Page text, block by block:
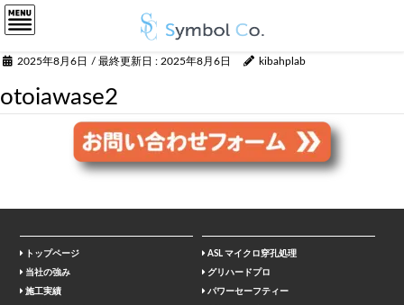
2025年8月6日 / 最終更新日 : 2025年8月6日 kibahplab
otoiawase2
トップページ
当社の強み
施工実績
ASL マイクロ穿孔処理
グリハードプロ
パワーセーフティー